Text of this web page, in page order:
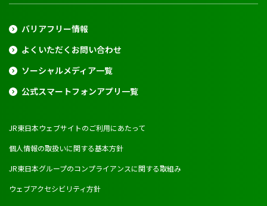
バリアフリー情報
よくいただくお問い合わせ
ソーシャルメディア一覧
公式スマートフォンアプリ一覧
JR東日本ウェブサイトのご利用にあたって
個人情報の取扱いに関する基本方針
JR東日本グループのコンプライアンスに関する取組み
ウェブアクセシビリティ方針